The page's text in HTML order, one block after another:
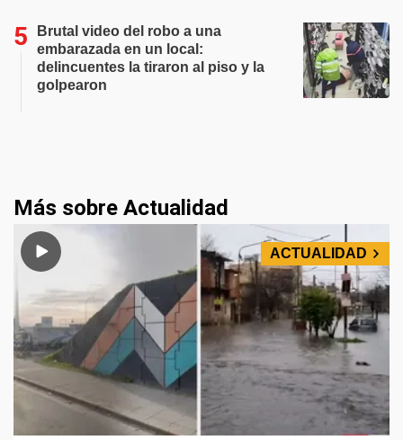
Brutal video del robo a una
embarazada en un local:
delincuentes la tiraron al piso y la
golpearon
Más sobre Actualidad
ACTUALIDAD